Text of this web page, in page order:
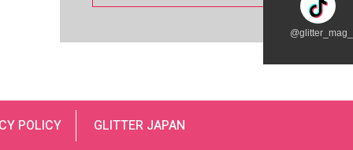
POLICY GLITTER JAPAN